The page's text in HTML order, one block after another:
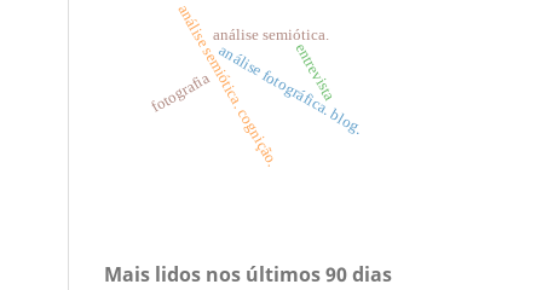
análise semiótica.
análise semiótica. cognição.
análise fotográfica. blog.
entrevista
fotografia
Mais lidos nos últimos 90 dias